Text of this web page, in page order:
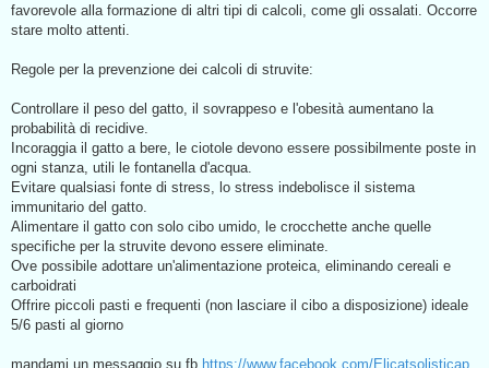
r
e
favorevole alla formazione di altri tipi di calcoli, come gli ossalati. Occorre
stare molto attenti.
Regole per la prevenzione dei calcoli di struvite:
Controllare il peso del gatto, il sovrappeso e l'obesità aumentano la
probabilità di recidive.
Incoraggia il gatto a bere, le ciotole devono essere possibilmente poste in
ogni stanza, utili le fontanella d'acqua.
Evitare qualsiasi fonte di stress, lo stress indebolisce il sistema
immunitario del gatto.
Alimentare il gatto con solo cibo umido, le crocchette anche quelle
specifiche per la struvite devono essere eliminate.
Ove possibile adottare un'alimentazione proteica, eliminando cereali e
carboidrati
Offrire piccoli pasti e frequenti (non lasciare il cibo a disposizione) ideale
5/6 pasti al giorno
mandami un messaggio su fb https://www.facebook.com/Elicatsolisticap